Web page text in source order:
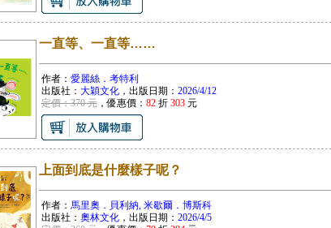
一直等、一直等……
作者： 愛麗絲．考特利
出版社： 大穎文化，出版日期： 2026/4/12
定價：370 元，優惠價： 82折 303元
上面到底是什麼樣子呢？
作者： 馬里奧．貝利納, 米歇爾．博斯科
出版社： 奧林文化，出版日期： 2026/4/5